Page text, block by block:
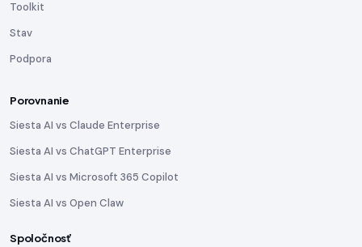
Toolkit
Stav
Podpora
Porovnanie
Siesta AI vs Claude Enterprise
Siesta AI vs ChatGPT Enterprise
Siesta AI vs Microsoft 365 Copilot
Siesta AI vs Open Claw
Spoločnosť